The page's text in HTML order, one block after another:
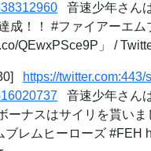
音速少年さん
成！！ #ファイアーエ
QEwxPSce9P」 /
https://
音速少年さん
ーナスはサイリを貰い
ブレムヒーローズ #FEH